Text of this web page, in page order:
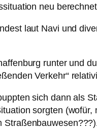
neu
laut Navi und
runter und
Verkehr“
sich dann als
sorgten